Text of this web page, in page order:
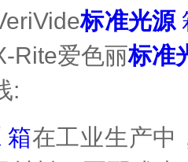
标准光源
Rite爱色丽标准
:
箱在工业生产中